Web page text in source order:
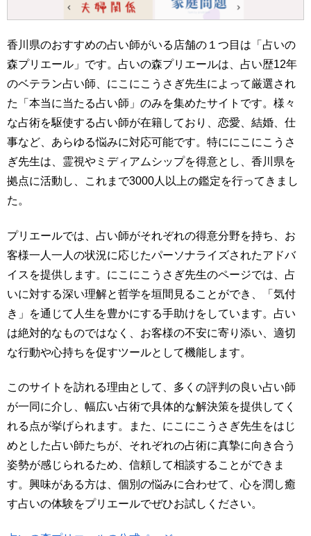
香川県のおすすめの占い師がいる店舗の１つ目は「占いの
森プリエール」です。占いの森プリエールは、占い歴12年
のベテラン占い師、にこにこうさぎ先生によって厳選され
た「本当に当たる占い師」のみを集めたサイトです。様々
な占術を駆使する占い師が在籍しており、恋愛、結婚、仕
事など、あらゆる悩みに対応可能です。特ににこにこうさ
ぎ先生は、霊視やミディアムシップを得意とし、香川県を
拠点に活動し、これまで3000人以上の鑑定を行ってきまし
た。
プリエールでは、占い師がそれぞれの得意分野を持ち、お
客様一人一人の状況に応じたパーソナライズされたアドバ
イスを提供します。にこにこうさぎ先生のページでは、占
いに対する深い理解と哲学を垣間見ることができ、「気付
き」を通じて人生を豊かにする手助けをしています。占い
は絶対的なものではなく、お客様の不安に寄り添い、適切
な行動や心持ちを促すツールとして機能します。
このサイトを訪れる理由として、多くの評判の良い占い師
が一同に介し、幅広い占術で具体的な解決策を提供してく
れる点が挙げられます。また、にこにこうさぎ先生をはじ
めとした占い師たちが、それぞれの占術に真摯に向き合う
姿勢が感じられるため、信頼して相談することができま
す。興味がある方は、個別の悩みに合わせて、心を潤し癒
す占いの体験をプリエールでぜひお試しください。